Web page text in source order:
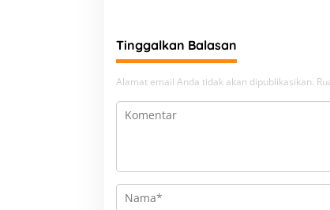
Tinggalkan Balasan
Alamat email Anda tidak akan dipublikasikan.